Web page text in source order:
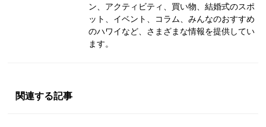
ン、アクティビティ、買い物、結婚式のスポ
ット、イベント、コラム、みんなのおすすめ
のハワイなど、さまざまな情報を提供してい
ます。
関連する記事